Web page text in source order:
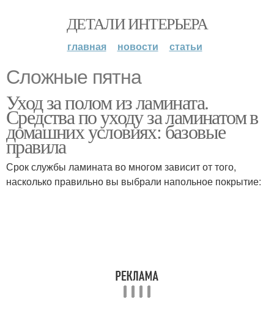
ДЕТАЛИ ИНТЕРЬЕРА
главная новости статьи
Сложные пятна
Уход за полом из ламината.
Средства по уходу за ламинатом в
домашних условиях: базовые
правила
Срок службы ламината во многом зависит от того,
насколько правильно вы выбрали напольное покрытие: